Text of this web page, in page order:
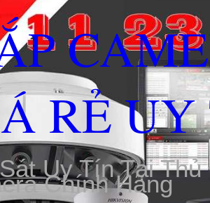
RẺ
Uy Tín Tại
Chính Hãng